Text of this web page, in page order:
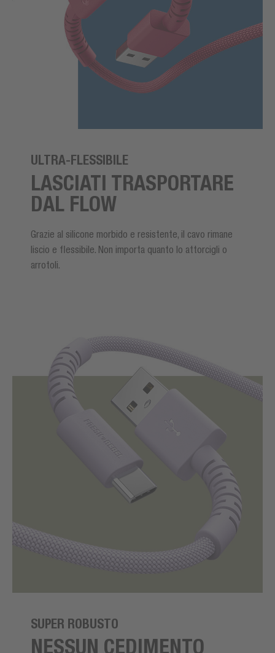
ULTRA-FLESSIBILE
LASCIATI TRASPORTARE
DAL FLOW
Grazie al silicone morbido e resistente, il cavo rimane
liscio e flessibile. Non importa quanto lo attorcigli o
arrotoli.
SUPER ROBUSTO
NESSUN CEDIMENTO